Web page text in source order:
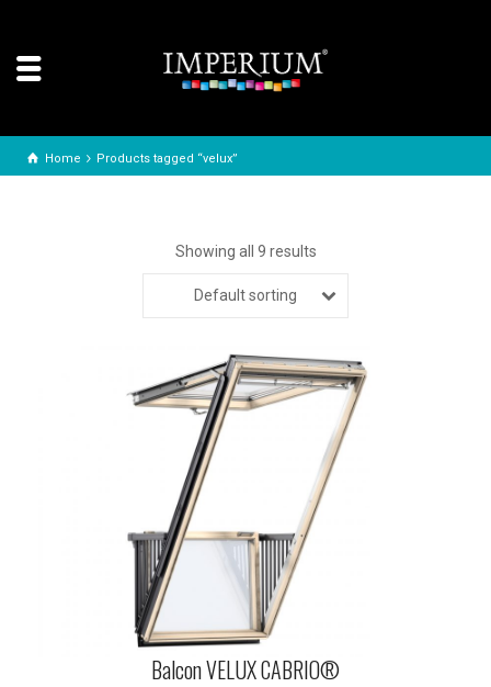
Home Products tagged “velux”
Showing all 9 results
Default sorting
Balcon VELUX CABRIO®